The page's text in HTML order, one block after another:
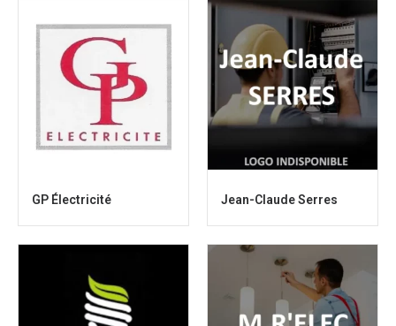
GP Électricité Jean-Claude Serres